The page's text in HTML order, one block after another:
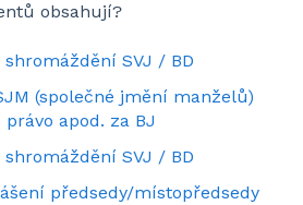
obsahují?
SVJ / BD
(společné jmění manželů)
apod. za BJ
shromáždění SVJ / BD
předsedy/místopředsedy